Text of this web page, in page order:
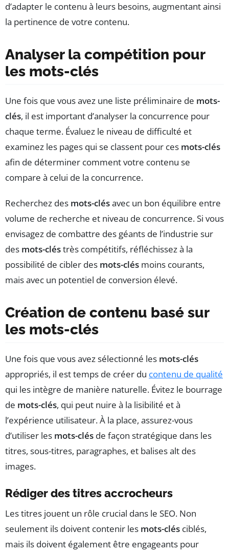
d’adapter le contenu à leurs besoins, augmentant ainsi
la pertinence de votre contenu.
Analyser la compétition pour
les mots-clés
Une fois que vous avez une liste préliminaire de mots-
clés, il est important d’analyser la concurrence pour
chaque terme. Évaluez le niveau de difficulté et
examinez les pages qui se classent pour ces mots-clés
afin de déterminer comment votre contenu se
compare à celui de la concurrence.
Recherchez des mots-clésavec un bon équilibre entre
volume de recherche et niveau de concurrence. Si vous
envisagez de combattre des géants de l’industrie sur
des mots-cléstrès compétitifs, réfléchissez à la
possibilité de cibler des mots-clés moins courants,
mais avec un potentiel de conversion élevé.
Création de contenu basé sur
les mots-clés
Une fois que vous avez sélectionné les mots-clés
appropriés, il est temps de créer du contenu de qualité
qui les intègre de manière naturelle. Évitez le bourrage
de mots-clés, qui peut nuire à la lisibilité et à
l’expérience utilisateur. À la place, assurez-vous
d’utiliser les mots-clés de façon stratégique dans les
titres, sous-titres, paragraphes, et balises alt des
images.
Rédiger des titres accrocheurs
Les titres jouent un rôle crucial dans le SEO. Non
seulement ils doivent contenir les mots-clés ciblés,
mais ils doivent également être engageants pour